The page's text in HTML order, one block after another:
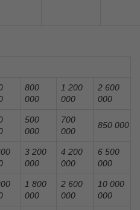
800
000
1 200
000
2 600
000
500
000
700
000
850 000
3 200
000
4 200
000
6 500
000
1 800
000
2 600
000
10 000
000